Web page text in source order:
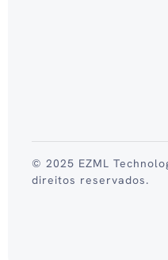
© 2025 EZML
direitos reservados.